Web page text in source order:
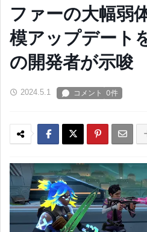
ファーの大幅弱
模アップデート
の開発者が示唆
2024.5.1